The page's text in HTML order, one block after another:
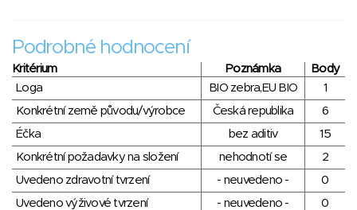
Podrobné hodnocení
Kritérium Poznámka
Body
Loga
BIO zebra,EU BIO
1
Konkrétní země původu/výrobce
Česká republika
6
Éčka
bez aditiv
15
Konkrétní požadavky na složení
nehodnotí se
2
Uvedeno zdravotní tvrzení
- neuvedeno -
0
Uvedeno výživové tvrzení
- neuvedeno -
0